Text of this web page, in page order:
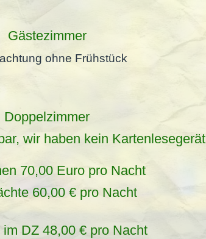
Gästezimmer
ohne Frühstück
Doppelzimmer
wir haben kein Kartenlesegerät
70,00 Euro pro Nacht
60,00 € pro Nacht
im DZ 48,00 € pro Nacht